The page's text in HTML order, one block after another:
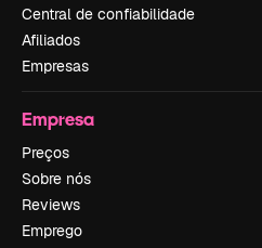
Central de confiabilidade
Afiliados
Empresas
Empresa
Preços
Sobre nós
Reviews
Emprego